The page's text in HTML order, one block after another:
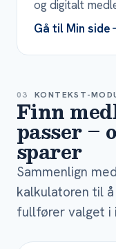
og digitalt
Gå til Min side
03 KONTEKST-
Finn
passer –
sparer
Sammenlign
kalkulatoren til
fullfører valget i